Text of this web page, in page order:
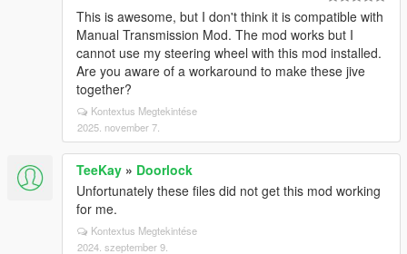
This is awesome, but I don't think it is compatible with
Manual Transmission Mod. The mod works but I
cannot use my steering wheel with this mod installed.
Are you aware of a workaround to make these jive
together?
Kontextus Megtekintése
2025. november 7.
TeeKay » Doorlock
Unfortunately these files did not get this mod working
for me.
Kontextus Megtekintése
2024. szeptember 9.